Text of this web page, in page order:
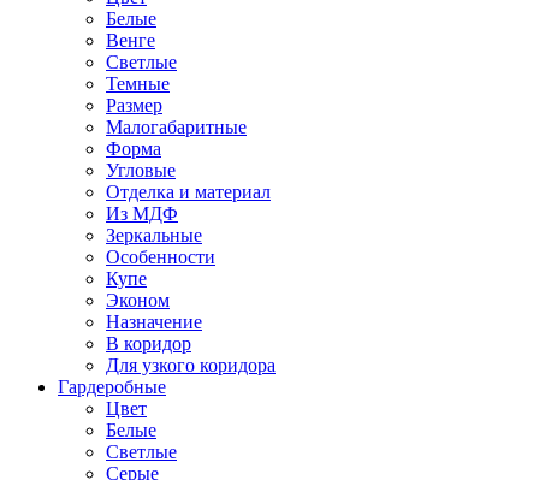
Белые
Венге
Светлые
Темные
Размер
Малогабаритные
Форма
Угловые
Отделка и материал
Из МДФ
Зеркальные
Особенности
Купе
Эконом
Назначение
В коридор
Для узкого коридора
Гардеробные
Цвет
Белые
Светлые
Серые